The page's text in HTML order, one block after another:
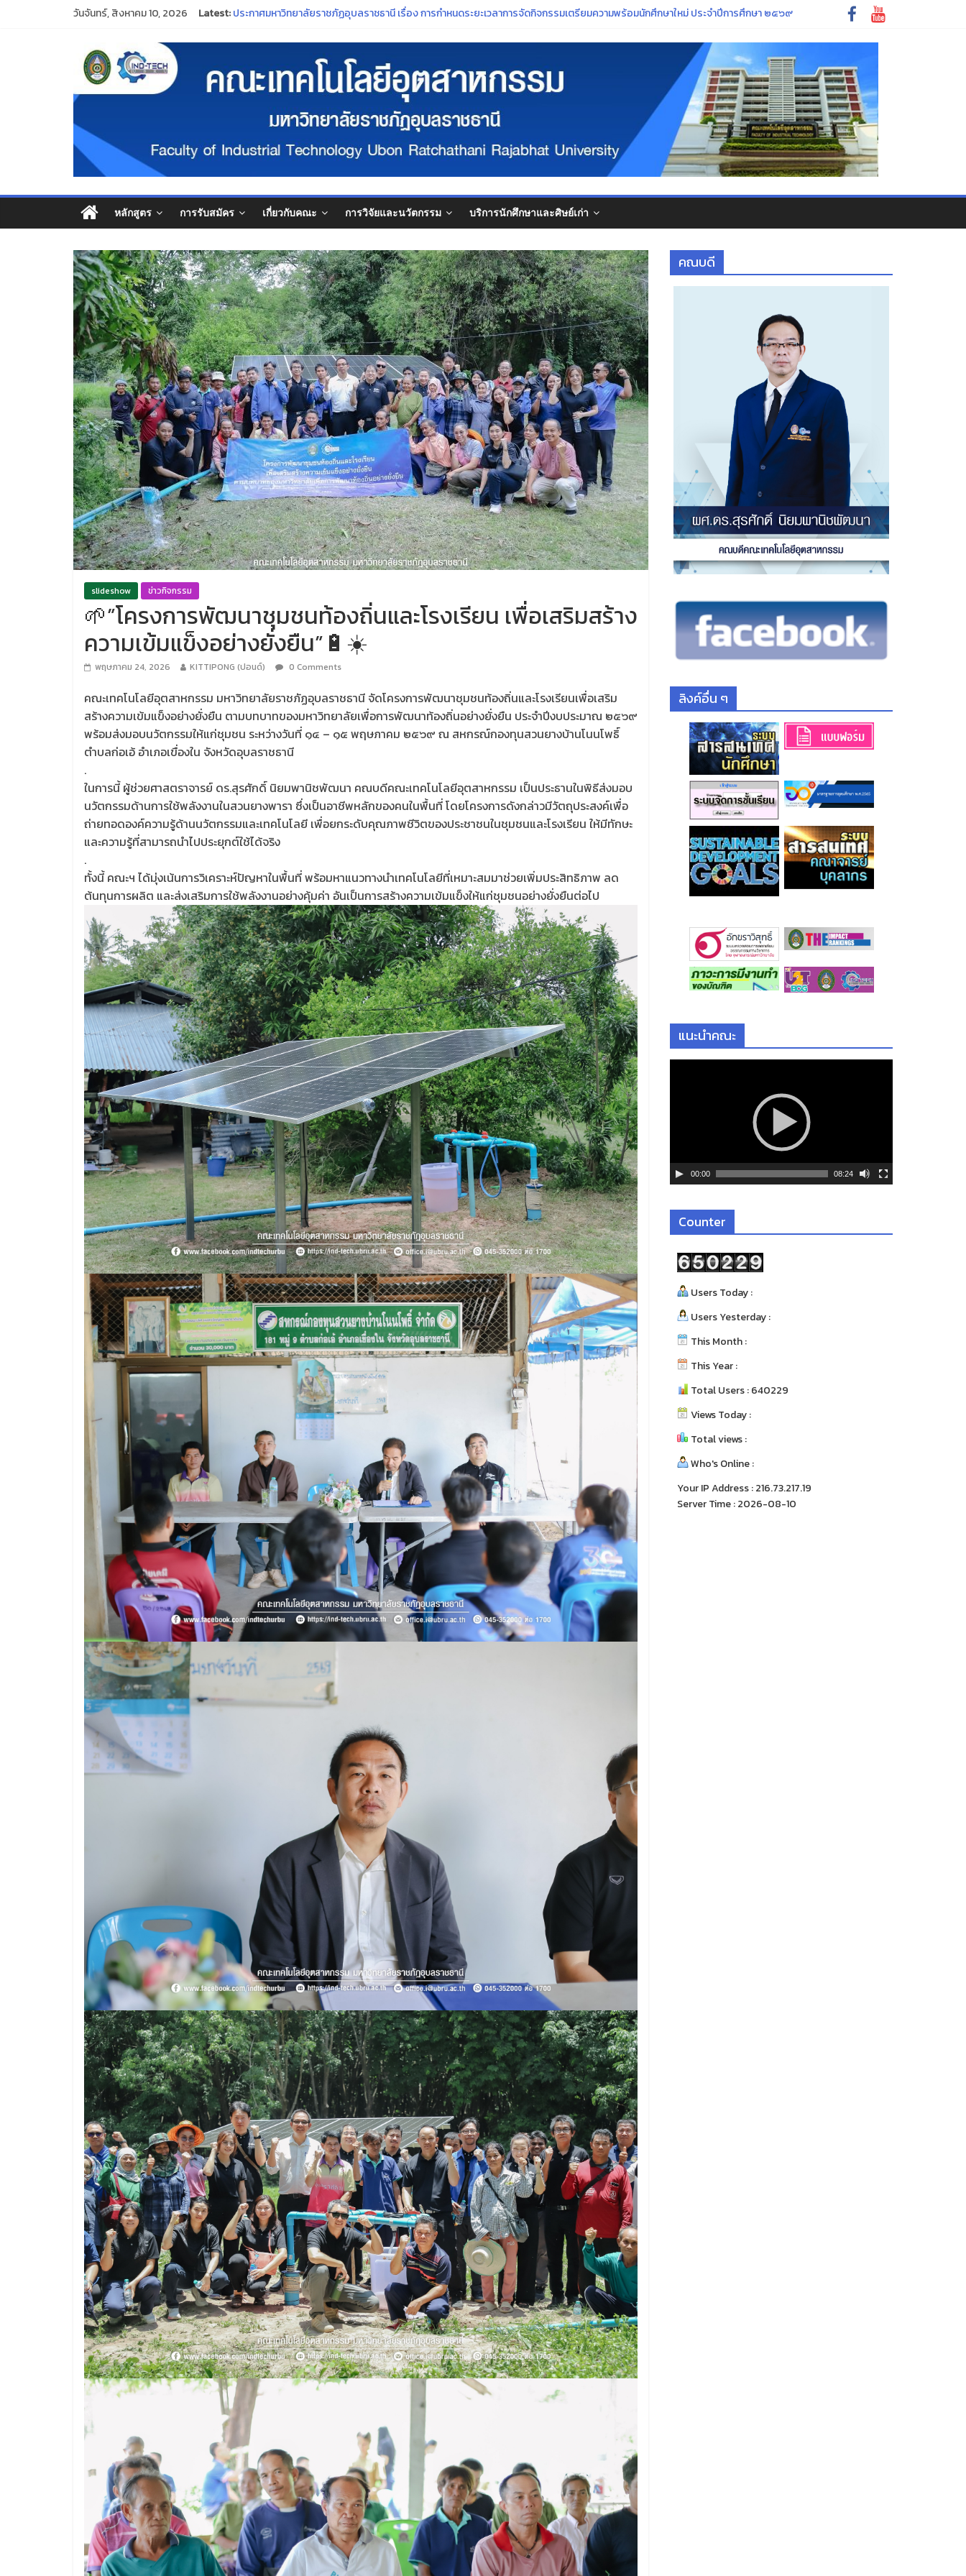
วันจันทร์, สิงหาคม 10, 2026 Latest:ขอแสดงความยินดีแก่คณาจารย์ที่สภามหาวิทยาลัยมีมติแต่งตั้งให้ดำรงตำแหน่งทางวิชาการ
ประกาศ กองทุน กยศ. จะปิดระบบการยื่นขอกู้ยืมเงิน DSL รายเก่า ชั้นปีที่ 2-4 ภายในวันที่ 30 มิถุนายน 2569 นี้
“พิธีไหว้ครู ประจำปีการศึกษา ๒๕๖๙”
ร่วมสืบสานและอนุรักษ์ศิลปวัฒนธรรมอันทรงคุณค่าของจังหวัดอุบลราชธานี ในงาน ประเพณีแห่เทียนพรรษา
หลักสูตร การรับสมัคร เกี่ยวกับคณะ การวิจัยและนวัตกรรม บริการนักศึกษาและศิษย์เก่า
slideshow ข่าวกิจกรรม
🌱”โครงการพัฒนาชุมชนท้องถิ่นและโรงเรียน เพื่อเสริมสร้าง
ความเข้มแข็งอย่างยั่งยืน”🔋☀️
พฤษภาคม 24, 2026 KITTIPONG (ปอนด์) 0 Comments
คณะเทคโนโลยีอุตสาหกรรม มหาวิทยาลัยราชภัฏอุบลราชธานี จัดโครงการพัฒนาชุมชนท้องถิ่นและโรงเรียนเพื่อเสริม
สร้างความเข้มแข็งอย่างยั่งยืน ตามบทบาทของมหาวิทยาลัยเพื่อการพัฒนาท้องถิ่นอย่างยั่งยืน ประจำปีงบประมาณ ๒๕๖๙
พร้อมส่งมอบนวัตกรรมให้แก่ชุมชน ระหว่างวันที่ ๑๔ – ๑๕ พฤษภาคม ๒๕๖๙ ณ สหกรณ์กองทุนสวนยางบ้านโนนโพธิ์
ตำบลก่อเอ้ อำเภอเขื่องใน จังหวัดอุบลราชธานี
.
ในการนี้ ผู้ช่วยศาสตราจารย์ ดร.สุรศักดิ์ นิยมพานิชพัฒนา คณบดีคณะเทคโนโลยีอุตสาหกรรม เป็นประธานในพิธีส่งมอบ
นวัตกรรมด้านการใช้พลังงานในสวนยางพารา ซึ่งเป็นอาชีพหลักของคนในพื้นที่ โดยโครงการดังกล่าวมีวัตถุประสงค์เพื่อ
ถ่ายทอดองค์ความรู้ด้านนวัตกรรมและเทคโนโลยี เพื่อยกระดับคุณภาพชีวิตของประชาชนในชุมชนและโรงเรียน ให้มีทักษะ
และความรู้ที่สามารถนำไปประยุกต์ใช้ได้จริง
.
ทั้งนี้ คณะฯ ได้มุ่งเน้นการวิเคราะห์ปัญหาในพื้นที่ พร้อมหาแนวทางนำเทคโนโลยีที่เหมาะสมมาช่วยเพิ่มประสิทธิภาพ ลด
ต้นทุนการผลิต และส่งเสริมการใช้พลังงานอย่างคุ้มค่า อันเป็นการสร้างความเข้มแข็งให้แก่ชุมชนอย่างยั่งยืนต่อไป
คณบดี
ลิงค์อื่น ๆ
แนะนำคณะ
ฟ
ล์
ดี
00:00 08:24
Counter
Users Today :
Users Yesterday :
This Month :
This Year :
Total Users : 640229
Views Today :
Total views :
Who's Online :
Your IP Address : 216.73.217.19
Server Time : 2026-08-10